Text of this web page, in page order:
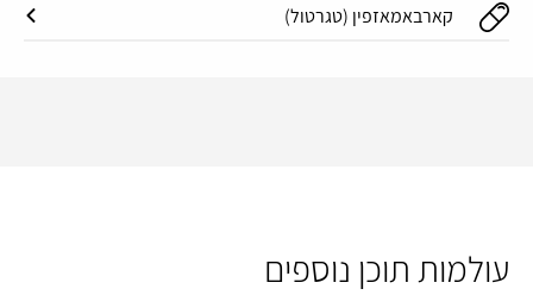
קארבאמאזפין (טגרטול)
עולמות תוכן נוספים